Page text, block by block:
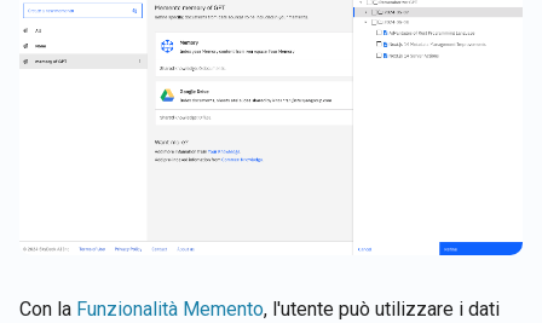
Con la Funzionalità Memento, l'utente può utilizzare i dati